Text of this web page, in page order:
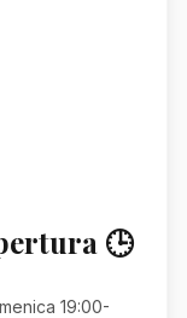
🕒
19:00-